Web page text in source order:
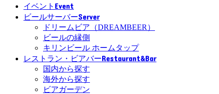
イベント Event
ビールサーバーServer
ドリームビア（DREAMBEER）
ビールの縁側
キリンビール ホームタップ
レストラン・ビアバーRestaurant&Bar
国内から探す
海外から探す
ビアガーデン